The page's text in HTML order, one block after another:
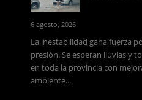
6 agosto, 2026
La inestabilidad gana fuerza
presión. Se esperan lluvias y
en toda la provincia con
ambiente...